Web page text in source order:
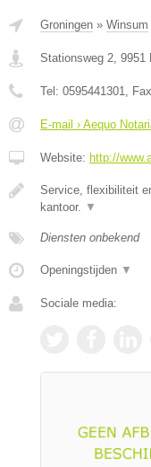
Groningen » Winsum
Stationsweg 2 9951
Tel: 0595441301 ,
E-mail › Aequo
Website: http://
Service, flexibiliteit
kantoor.
▼
Diensten onbekend
Openingstijden ▼
Sociale media: